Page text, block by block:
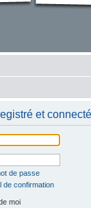
et
de passe
de confirmation
moi